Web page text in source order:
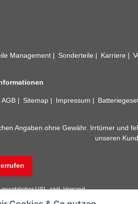
Management Sonderteile Karriere
AGB Sitemap Impressum
Angaben ohne Gewähr. Irrtümer und
unseren
gesetzlicher USt., zzgl.Versand